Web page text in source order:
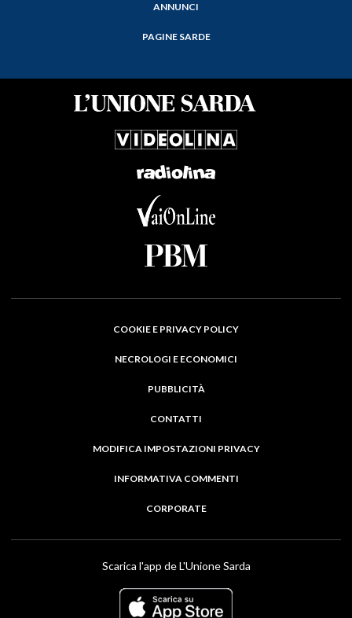
ANNUNCI
PAGINE SARDE
COOKIE E PRIVACY POLICY
NECROLOGI E ECONOMICI
PUBBLICITÀ
CONTATTI
MODIFICA IMPOSTAZIONI PRIVACY
INFORMATIVA COMMENTI
CORPORATE
Scarica l'app de L'Unione Sarda